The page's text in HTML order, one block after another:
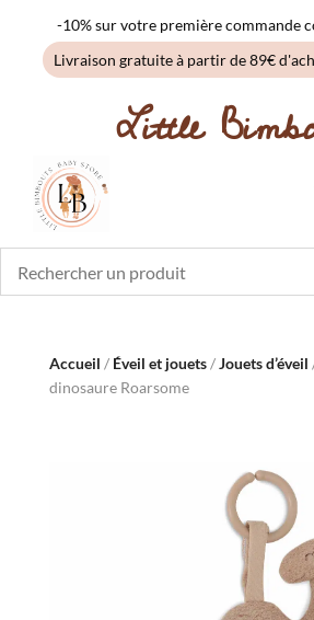
-10% sur votre première commande
Livraison gratuite à partir de 89€
Little
Accueil / Éveil et jouets/Jouets d’éveil
dinosaure Roarsome